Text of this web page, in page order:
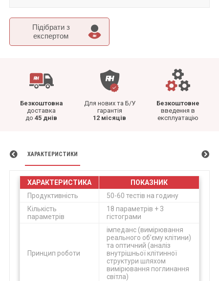
Підібрати з
експертом
Безкоштовна
доставка
до 45 днів
Для нових та Б/У
гарантія
12 місяців
Безкоштовне
введення в
експлуатацію
ХАРАКТЕРИСТИКИ
ХАРАКТЕРИСТИКА
ПОКАЗНИК
Продуктивність
50-60 тестів на годину
Кількість
параметрів
18 параметрів + 3
гістограми
Принцип роботи
імпеданс (вимірювання
реального об’єму клітини)
та оптичний (аналіз
внутрішньої клітинної
структури шляхом
вимірювання поглинання
світла)